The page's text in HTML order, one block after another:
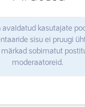
kasutajate
sisu ei pruugi
märkad sobimatut
moderaatoreid.